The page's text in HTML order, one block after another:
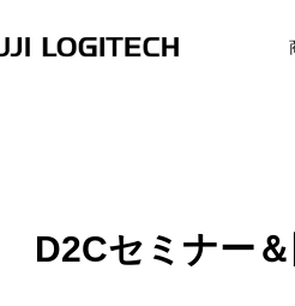
D2Cセミナー